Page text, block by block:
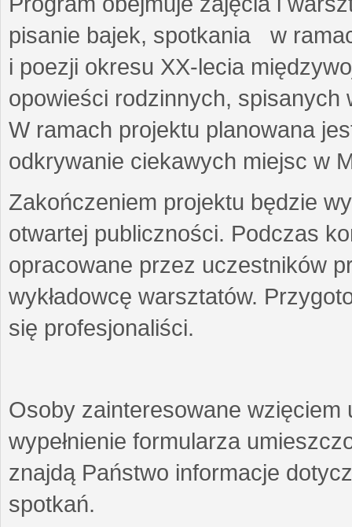
pisanie bajek, spotkania w
i poezji okresu XX-lecia
opowieści rodzinnych,
W ramach projektu planowana
odkrywanie ciekawych miejsc w
Zakończeniem projektu będzie
otwartej publiczności. Podczas
opracowane przez uczestników
wykładowcę warsztatów.
się profesjonaliści.
Osoby zainteresowane wzięciem
wypełnienie formularza
znajdą Państwo informacje
spotkań.